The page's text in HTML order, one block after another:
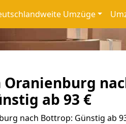
Umzüge
Oranienburg
ab 93 €
nach Bottrop: Günstig ab